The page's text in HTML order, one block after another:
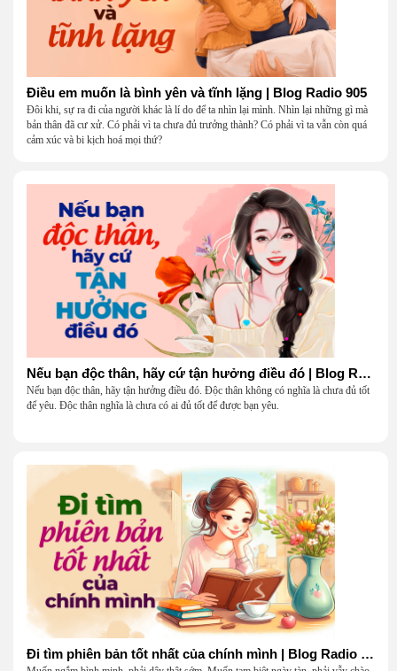
Điều em muốn là bình yên và tĩnh lặng | Blog Radio 905
Đôi khi, sự ra đi của người khác là lí do để ta nhìn lại mình. Nhìn lại những gì mà
bản thân đã cư xử. Có phải vì ta chưa đủ trưởng thành? Có phải vì ta vẫn còn quá
cảm xúc và bi kịch hoá mọi thứ?
Nếu bạn độc thân, hãy cứ tận hưởng điều đó | Blog Radio 904
Nếu bạn độc thân, hãy tận hưởng điều đó. Độc thân không có nghĩa là chưa đủ tốt
để yêu. Độc thân nghĩa là chưa có ai đủ tốt để được bạn yêu.
Đi tìm phiên bản tốt nhất của chính mình | Blog Radio 903